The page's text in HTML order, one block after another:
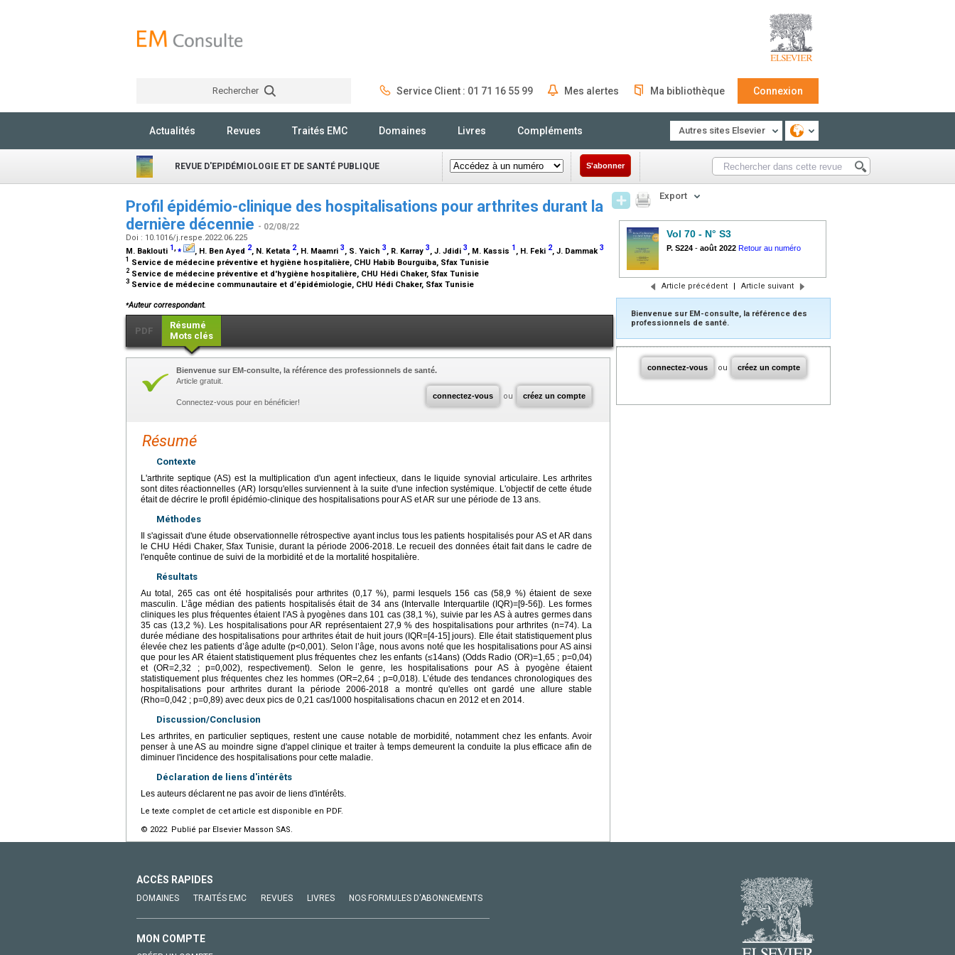
Rechercher Service Client : 01 71 16 55 99 Mes alertes Ma bibliothèque Connexion
Actualités Revues Traités EMC Domaines Livres Compléments Autres sites Elsevier
REVUE D'EPIDÉMIOLOGIE ET DE SANTÉ PUBLIQUE S'abonner
Profil épidémio-clinique des hospitalisations pour arthrites durant la
dernière décennie - 02/08/22
Doi : 10.1016/j.respe.2022.06.225
M. Baklouti 1,⁎ , H. Ben Ayed 2, N. Ketata 2, H. Maamri 3, S. Yaich 3, R. Karray 3, J. Jdidi 3, M. Kassis 1 , H. Feki 2, J. Dammak3
1 Service de médecine préventive et hygiène hospitalière, CHU Habib Bourguiba, Sfax Tunisie
2 Service de médecine préventive et d'hygiène hospitalière, CHU Hédi Chaker, Sfax Tunisie
3 Service de médecine communautaire et d’épidémiologie, CHU Hédi Chaker, Sfax Tunisie
⁎Auteur correspondant.
PDF
Résumé
Mots clés
connectez-vous ou créez un compte
Bienvenue sur EM-consulte, la référence des professionnels de santé.
Article gratuit.
Connectez-vous pour en bénéficier!
Résumé
Contexte
L'arthrite septique (AS) est la multiplication d'un agent infectieux, dans le liquide synovial articulaire. Les arthrites
sont dites réactionnelles (AR) lorsqu'elles surviennent à la suite d'une infection systémique. L'objectif de cette étude
était de décrire le profil épidémio-clinique des hospitalisations pour AS et AR sur une période de 13 ans.
Méthodes
Il s'agissait d'une étude observationnelle rétrospective ayant inclus tous les patients hospitalisés pour AS et AR dans
le CHU Hédi Chaker, Sfax Tunisie, durant la période 2006-2018. Le recueil des données était fait dans le cadre de
l'enquête continue de suivi de la morbidité et de la mortalité hospitalière.
Résultats
Au total, 265 cas ont été hospitalisés pour arthrites (0,17 %), parmi lesquels 156 cas (58,9 %) étaient de sexe
masculin. L’âge médian des patients hospitalisés était de 34 ans (Intervalle Interquartile (IQR)=[9-56]). Les formes
cliniques les plus fréquentes étaient l'AS à pyogènes dans 101 cas (38,1 %), suivie par les AS à autres germes dans
35 cas (13,2 %). Les hospitalisations pour AR représentaient 27,9 % des hospitalisations pour arthrites (n=74). La
durée médiane des hospitalisations pour arthrites était de huit jours (IQR=[4-15] jours). Elle était statistiquement plus
élevée chez les patients d’âge adulte (p<0,001). Selon l’âge, nous avons noté que les hospitalisations pour AS ainsi
que pour les AR étaient statistiquement plus fréquentes chez les enfants (≤14ans) (Odds Radio (OR)=1,65 ; p=0,04)
et (OR=2,32 ; p=0,002), respectivement). Selon le genre, les hospitalisations pour AS à pyogène étaient
statistiquement plus fréquentes chez les hommes (OR=2,64 ; p=0,018). L’étude des tendances chronologiques des
hospitalisations pour arthrites durant la période 2006-2018 a montré qu'elles ont gardé une allure stable
(Rho=0,042 ; p=0,89) avec deux pics de 0,21 cas/1000 hospitalisations chacun en 2012 et en 2014.
Discussion/Conclusion
Les arthrites, en particulier septiques, restent une cause notable de morbidité, notamment chez les enfants. Avoir
penser à une AS au moindre signe d'appel clinique et traiter à temps demeurent la conduite la plus efficace afin de
diminuer l'incidence des hospitalisations pour cette maladie.
Déclaration de liens d'intérêts
Les auteurs déclarent ne pas avoir de liens d'intérêts.
Le texte complet de cet article est disponible en PDF.
© 2022 Publié par Elsevier Masson SAS.
Export
Vol 70 - N° S3
P. S224 - août 2022 Retour au numéro
Article précédent | Article suivant
Bienvenue sur EM-consulte, la référence des
professionnels de santé.
connectez-vous ou créez un compte
ACCÈS RAPIDES
DOMAINES TRAITÉS EMC REVUES LIVRES NOS FORMULES D'ABONNEMENTS
MON COMPTE